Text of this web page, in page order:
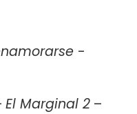
-
El Marginal 2 –